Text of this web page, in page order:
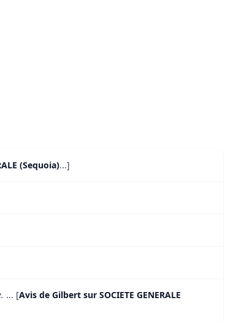
(Sequoia)...]
... [Avis de Gilbert sur SOCIETE GENERALE